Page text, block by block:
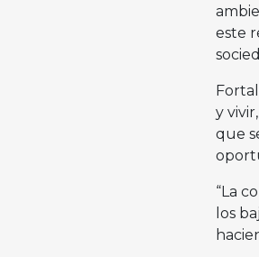
este
y
que
“La
los